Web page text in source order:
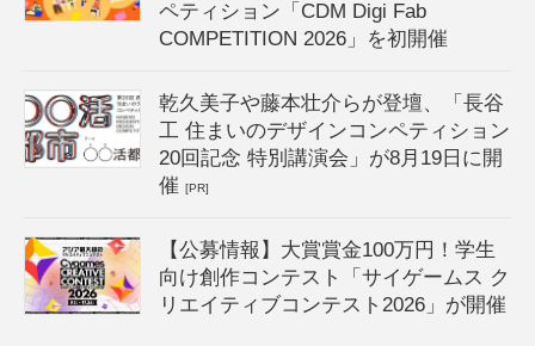
ペティション「CDM Digi Fab
COMPETITION 2026」を初開催
乾久美子や藤本壮介らが登壇、「長谷
工 住まいのデザインコンペティション
20回記念 特別講演会」が8月19日に開
催[PR]
【公募情報】大賞賞金100万円！学生
向け創作コンテスト「サイゲームス ク
リエイティブコンテスト2026」が開催